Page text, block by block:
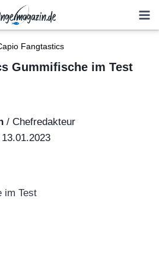
Fangtastics
Gummifische im Test
/ Chefredakteur